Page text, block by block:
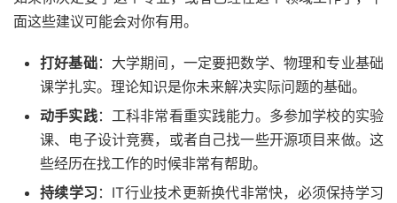
面这些建议可能会对你有用。
打好基础：大学期间，一定要把数学、物理和专业基础
课学扎实。理论知识是你未来解决实际问题的基础。
动手实践：工科非常看重实践能力。多参加学校的实验
课、电子设计竞赛，或者自己找一些开源项目来做。这
些经历在找工作的时候非常有帮助。
持续学习 ：IT行业技术更新换代非常快，必须保持学习